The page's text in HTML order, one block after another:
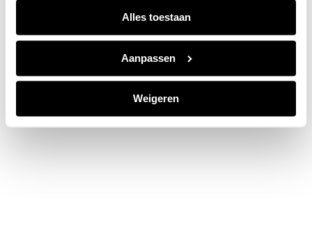
Alles toestaan
Aanpassen
Weigeren